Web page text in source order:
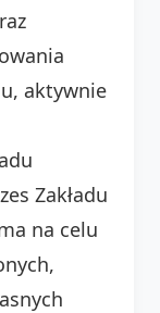
aktywnie
Zakładu
na celu